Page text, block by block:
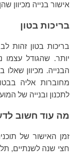
אישור בנייה מכיוון
בריכות בטון
בריכות בטון זהות
יותר. שהגודל עצמו
הבנייה. מכיוון
מחוברות אליה
לתכנון ובנייה של
מה עוד חשוב
זמן האישור של
חצי שנה לשנתיים,